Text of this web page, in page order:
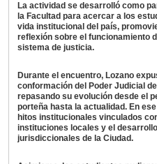
La actividad se desarrolló como
la Facultad para acercar a los
vida institucional del país,
reflexión sobre el funcionamiento
sistema de justicia.
Durante el encuentro, Lozano
conformación del Poder Judicial
repasando su evolución desde el
porteña hasta la actualidad. En
hitos institucionales vinculados
instituciones locales y el
jurisdiccionales de la Ciudad.